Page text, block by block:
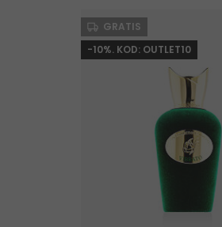
GRATIS
-10%. KOD: OUTLET10